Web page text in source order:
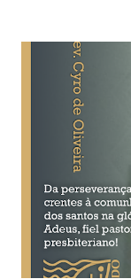
conforme
representantes
Litoral Paulista –
credenciais,
estatística e o
subentende-se a
citados, de
Atas (CE-SC/
formulários na